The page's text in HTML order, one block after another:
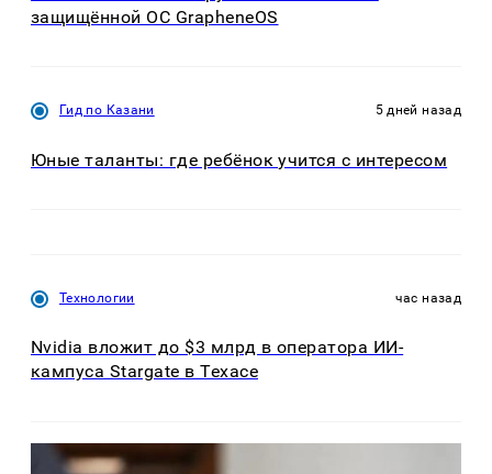
защищённой ОС GrapheneOS
Гид по Казани 5 дней назад
Юные таланты: где ребёнок учится с интересом
Технологии час назад
Nvidia вложит до $3 млрд в оператора ИИ-
кампуса Stargate в Техасе